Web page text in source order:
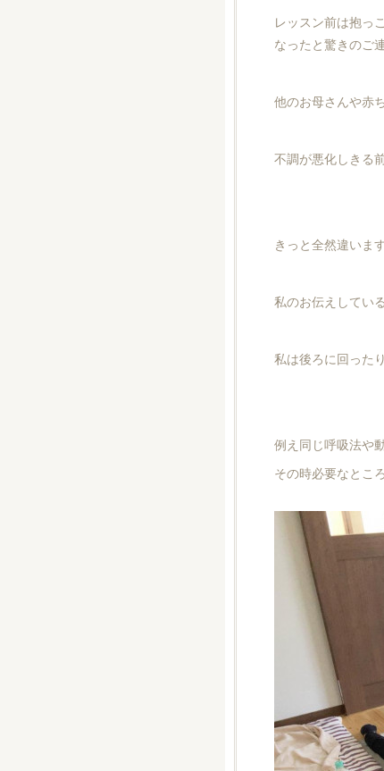
レッスン前は抱っ
なったと驚きのご
他のお母さんや赤
不調が悪化しきる
きっと全然違いま
私のお伝えしてい
私は後ろに回った
例え同じ呼吸法や
その時必要なとこ